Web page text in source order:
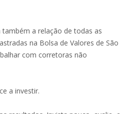
a relação de todas as
na Bolsa de Valores de São
com corretoras não
a investir.